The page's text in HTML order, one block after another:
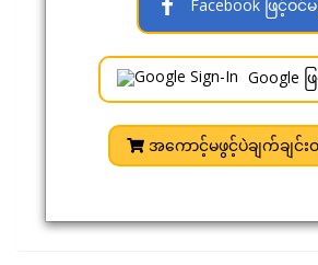
Facebook ဖြင့်ဝ
Google
အကောင့်မဖွင့်ပဲချက်ချင်